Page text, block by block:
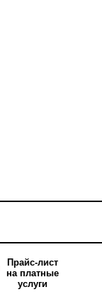
Прайс-лист
на платные
услуги